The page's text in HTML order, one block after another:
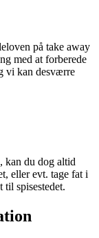
på take away
med at forberede
vi kan desværre
kan du dog altid
eller evt. tage fat i
spisestedet.